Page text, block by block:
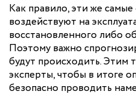
Как правило, эти же
воздействуют на
восстановленного либо
Поэтому важно
будут происходить. Этим
эксперты, чтобы в итоге
безопасно проводить